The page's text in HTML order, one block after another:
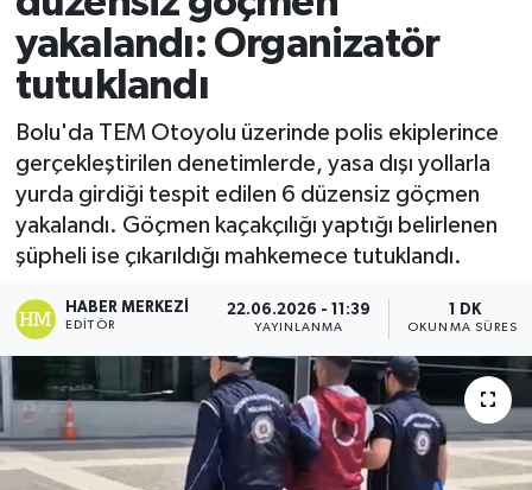
yakalandı: Organizatör
tutuklandı
Bolu'da TEM Otoyolu üzerinde polis ekiplerince
gerçekleştirilen denetimlerde, yasa dışı yollarla
yurda girdiği tespit edilen 6 düzensiz göçmen
yakalandı. Göçmen kaçakçılığı yaptığı belirlenen
şüpheli ise çıkarıldığı mahkemece tutuklandı.
HABER MERKEZI
EDITÖR
22.06.2026 - 11:39
YAYINLANMA
1 DK
OKUNMA SÜRESI
Ekonomi
Sağlık
Tokat Haber